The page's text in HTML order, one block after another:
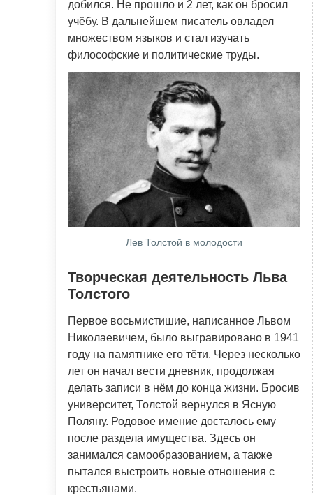
добился. Не прошло и 2 лет, как он бросил
учёбу. В дальнейшем писатель овладел
множеством языков и стал изучать
философские и политические труды.
Лев Толстой в молодости
Творческая деятельность Льва
Толстого
Первое восьмистишие, написанное Львом
Николаевичем, было выгравировано в 1941
году на памятнике его тёти. Через несколько
лет он начал вести дневник, продолжая
делать записи в нём до конца жизни. Бросив
университет, Толстой вернулся в Ясную
Поляну. Родовое имение досталось ему
после раздела имущества. Здесь он
занимался самообразованием, а также
пытался выстроить новые отношения с
крестьянами.